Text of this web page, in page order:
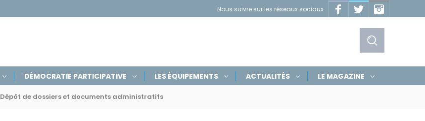
Afficher
le
Nous suivre sur les réseaux sociaux
Masquer
les
FacebookTwitterInstagram
DÉMOCRATIE PARTICIPATIVE LES ÉQUIPEMENTS ACTUALITÉS LE MAGAZINE
Dépôt de dossiers et documents administratifs